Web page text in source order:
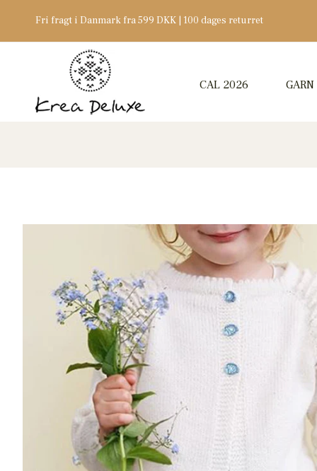
Fri fragt i Danmark fra 599 DKK | 100 dages returret
CAL 2026 GARN